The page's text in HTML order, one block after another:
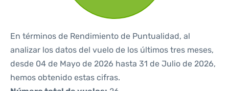
En términos de Rendimiento de Puntualidad, al
analizar los datos del vuelo de los últimos tres meses,
desde 04 de Mayo de 2026 hasta 31 de Julio de 2026,
hemos obtenido estas cifras.